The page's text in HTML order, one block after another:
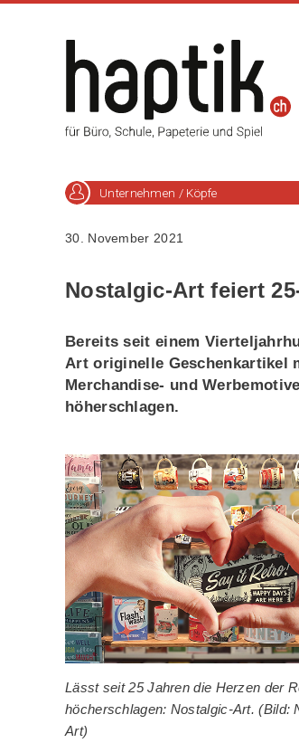
Unternehmen / Köpfe
30. November 2021
Nostalgic-Art feiert
Bereits seit einem
Art originelle Geschenkartikel
Merchandise- und
höherschlagen.
Lässt seit 25 Jahren die Herzen der
höcherschlagen: Nostalgic-Art. (Bild:
Art)